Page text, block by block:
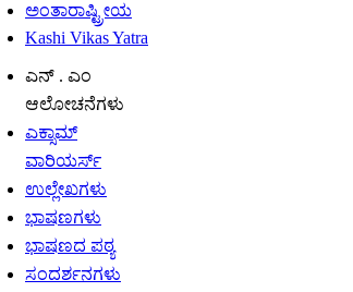
ಅಂತಾರಾಷ್ಟ್ರೀಯ
Kashi Vikas Yatra
ಎನ್ . ಎಂ
ಆಲೋಚನೆಗಳು
ಎಕ್ಸಾಮ್
ವಾರಿಯರ್ಸ್
ಉಲ್ಲೇಖಗಳು
ಭಾಷಣಗಳು
ಭಾಷಣದ ಪಠ್ಯ
ಸಂದರ್ಶನಗಳು